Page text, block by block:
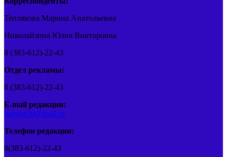
Теплякова Марина Анатольевна
Николайзина Юлия Викторовна
8 (383-612)-22-43
Отдел рекламы:
8 (383-612)-22-43
E-mail редакции:
barvest20@mail.ru
Телефон редакции:
8(383-612)-22-43